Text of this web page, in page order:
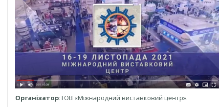
Організатор:ТОВ «Міжнародний виставковий центр».